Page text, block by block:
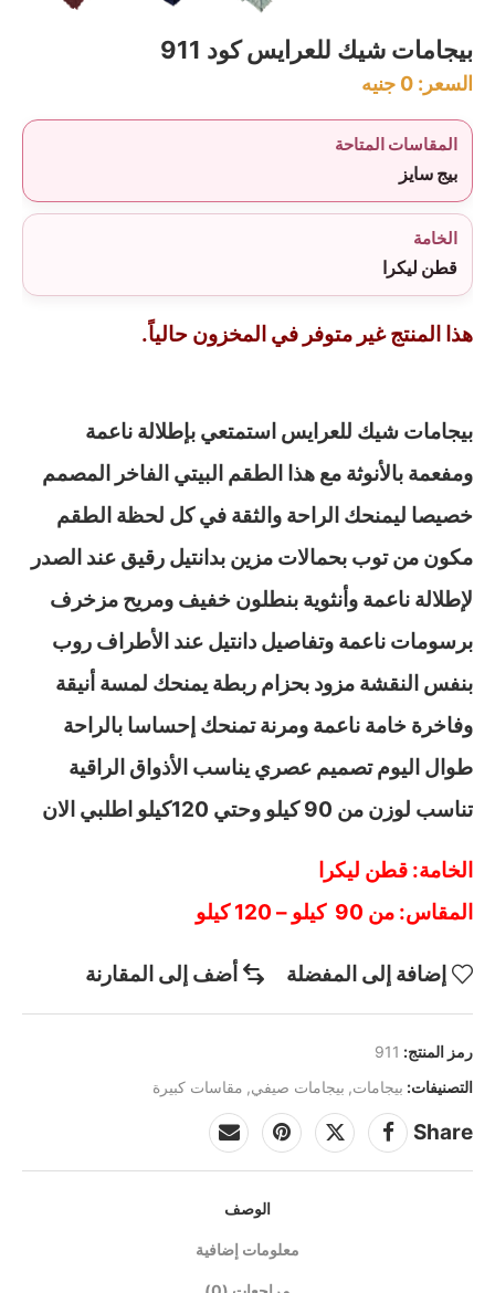
بيجامات شيك للعرايس كود 911
السعر: 0 جنيه
المقاسات المتاحة
بيج سايز
الخامة
قطن ليكرا
هذا المنتج غير متوفر في المخزون حالياً.
بيجامات شيك للعرايس استمتعي بإطلالة ناعمة
ومفعمة بالأنوثة مع هذا الطقم البيتي الفاخر المصمم
خصيصا ليمنحك الراحة والثقة في كل لحظة الطقم
مكون من توب بحمالات مزين بدانتيل رقيق عند الصدر
لإطلالة ناعمة وأنثوية بنطلون خفيف ومريح مزخرف
برسومات ناعمة وتفاصيل دانتيل عند الأطراف روب
بنفس النقشة مزود بحزام ربطة يمنحك لمسة أنيقة
وفاخرة خامة ناعمة ومرنة تمنحك إحساسا بالراحة
طوال اليوم تصميم عصري يناسب الأذواق الراقية
تناسب لوزن من 90 كيلو وحتي 120كيلو اطلبي الان
الخامة: قطن ليكرا
المقاس: من 90 كيلو – 120 كيلو
إضافة إلى المفضلة أضف إلى المقارنة
رمز المنتج: 911
التصنيفات: بيجامات, بيجامات صيفي, مقاسات كبيرة
Share
الوصف
معلومات إضافية